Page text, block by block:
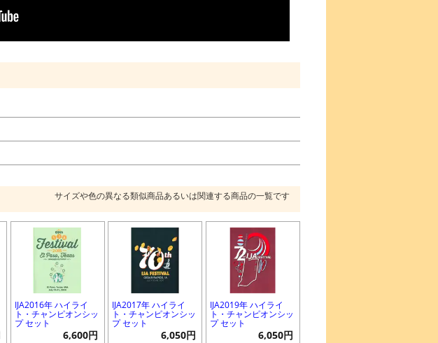
サイズや色の異なる類似商品あるいは関連する商品の一覧です
IJA2016年 ハイライ
ト・チャンピオンシッ
プ セット
6,600円
IJA2017年 ハイライ
ト・チャンピオンシッ
プ セット
6,050円
IJA2019年 ハイライ
ト・チャンピオンシッ
プ セット
6,050円